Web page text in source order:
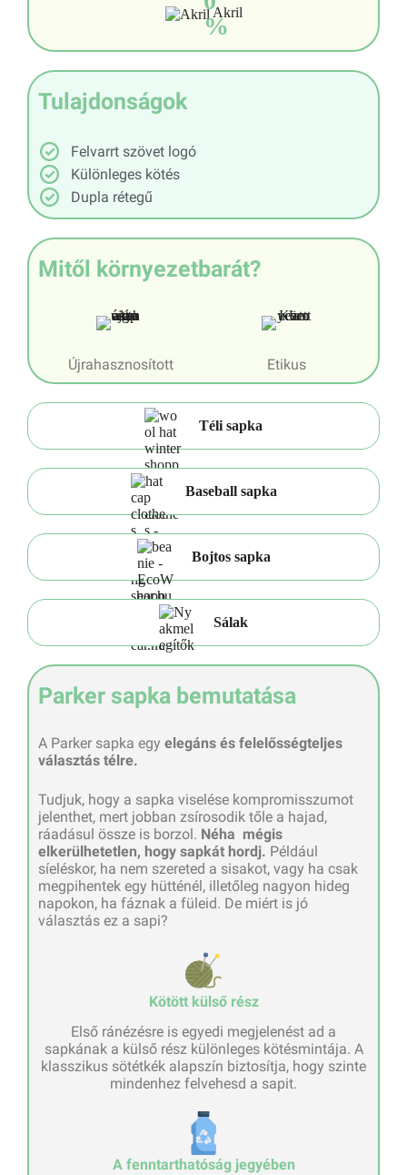
%
Akril
Tulajdonságok
Felvarrt szövet logó
Különleges kötés
Dupla rétegű
Mitől környezetbarát?
Újrahasznosított Etikus
Téli sapka
Baseball sapka
Bojtos sapka
Sálak
Parker sapka bemutatása
A Parker sapka egy elegáns és felelősségteljes
választás télre.
Tudjuk, hogy a sapka viselése kompromisszumot
jelenthet, mert jobban zsírosodik tőle a hajad,
ráadásul össze is borzol. Néha mégis
elkerülhetetlen, hogy sapkát hordj. Például
síeléskor, ha nem szereted a sisakot, vagy ha csak
megpihentek egy hütténél, illetőleg nagyon hideg
napokon, ha fáznak a füleid. De miért is jó
választás ez a sapi?
Kötött külső rész
Első ránézésre is egyedi megjelenést ad a
sapkának a külső rész különleges kötésmintája. A
klasszikus sötétkék alapszín biztosítja, hogy szinte
mindenhez felvehesd a sapit.
A fenntarthatóság jegyében